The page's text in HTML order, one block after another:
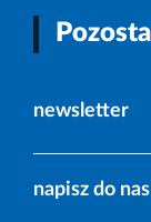
newsletter
napisz do nas